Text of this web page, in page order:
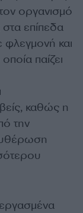
οργανισμό
επίπεδα
και
παίζει
καθώς η
την